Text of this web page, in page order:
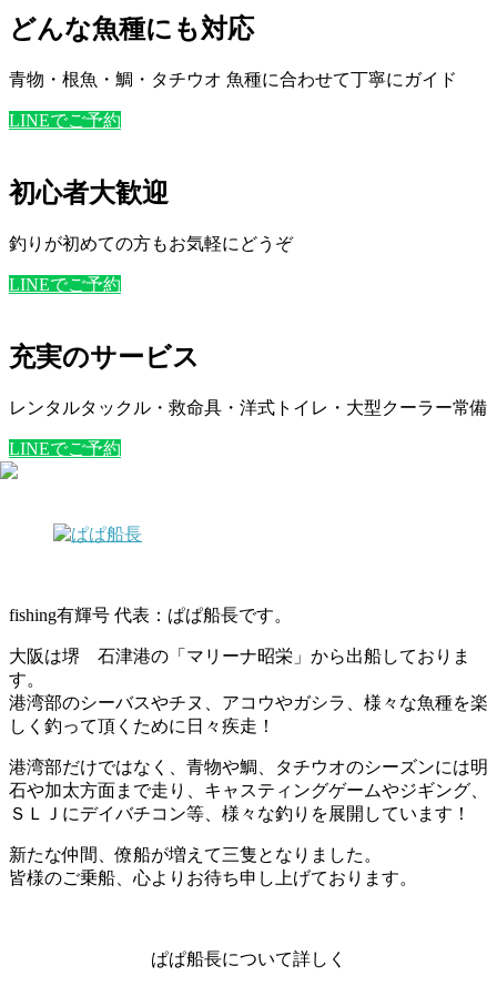
どんな魚種にも対応
青物・根魚・鯛・タチウオ 魚種に合わせて丁寧にガイド
LINEでご予約
初心者大歓迎
釣りが初めての方もお気軽にどうぞ
LINEでご予約
充実のサービス
レンタルタックル・救命具・洋式トイレ・大型クーラー常備
LINEでご予約
fishing有輝号 代表：ぱぱ船長です。
大阪は堺 石津港の「マリーナ昭栄」から出船しておりま
す。
港湾部のシーバスやチヌ、アコウやガシラ、様々な魚種を楽
しく釣って頂くために日々疾走！
港湾部だけではなく、青物や鯛、タチウオのシーズンには明
石や加太方面まで走り、キャスティングゲームやジギング、
ＳＬＪにデイバチコン等、様々な釣りを展開しています！
新たな仲間、僚船が増えて三隻となりました。
皆様のご乗船、心よりお待ち申し上げております。
ぱぱ船長について詳しく